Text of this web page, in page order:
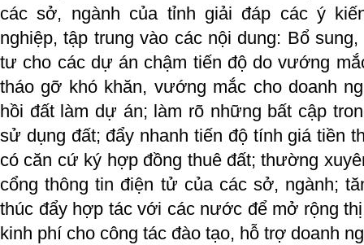
các sở, ngành của tỉnh giải đáp các ý
nghiệp, tập trung vào các nội dung: Bổ
tư cho các dự án chậm tiến độ do vướng
tháo gỡ khó khăn, vướng mắc cho doanh
hồi đất làm dự án; làm rõ những bất cập
sử dụng đất; đẩy nhanh tiến độ tính giá tiền
có căn cứ ký hợp đồng thuê đất; thường
cổng thông tin điện tử của các sở, ngành;
thúc đẩy hợp tác với các nước để mở rộng
kinh phí cho công tác đào tạo, hỗ trợ doanh